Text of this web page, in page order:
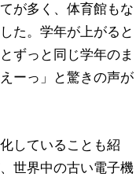
が多く、体育館もな
た。学年が上がると
ずっと同じ学年のま
ーっ」と驚きの声が
していることも紹
世界中の古い電子機